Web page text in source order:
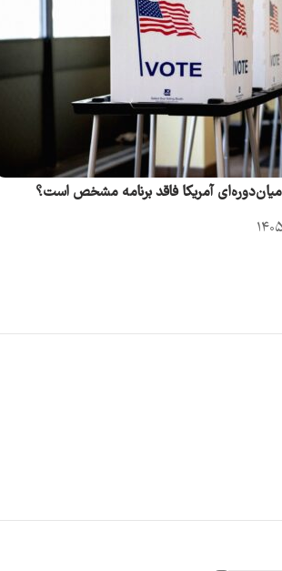
میان‌دوره‌ای آمریکا فاقد برنامه مشخص است؟